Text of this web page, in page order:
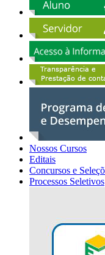
Nossos Cursos
Editais
Concursos e
Processos Seletivos